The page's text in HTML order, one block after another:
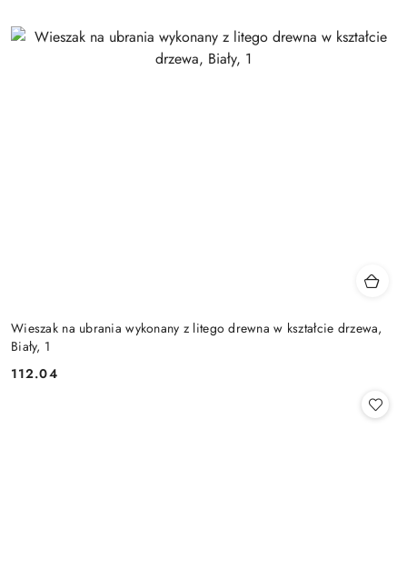
Wieszak na ubrania wykonany z litego drewna w kształcie drzewa,
Biały, 1
Cena:
112.04